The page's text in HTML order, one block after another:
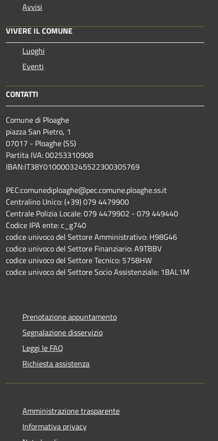
Avvisi
VIVERE IL COMUNE
Luoghi
Eventi
CONTATTI
Comune di Ploaghe
piazza San Pietro, 1
07017 - Ploaghe (SS)
Partita IVA: 00253310908
IBAN:IT38Y0100003245522300305769
PEC:comunediploaghe@pec.comune.ploaghe.ss.it
Centralino Unico: (+39) 079 4479900
Centrale Polizia Locale: 079 4479902 - 079 449440
Codice IPA ente: c_g740
codice univoco del Settore Amministrativo: H98G46
codice univoco del Settore Finanziario: A9TBBV
codice univoco del Settore Tecnico: 5758HW
codice univoco del Settore Socio Assistenziale: 1BAL1M
Prenotazione appuntamento
Segnalazione disservizio
Leggi le FAQ
Richiesta assistenza
Amministrazione trasparente
Informativa privacy